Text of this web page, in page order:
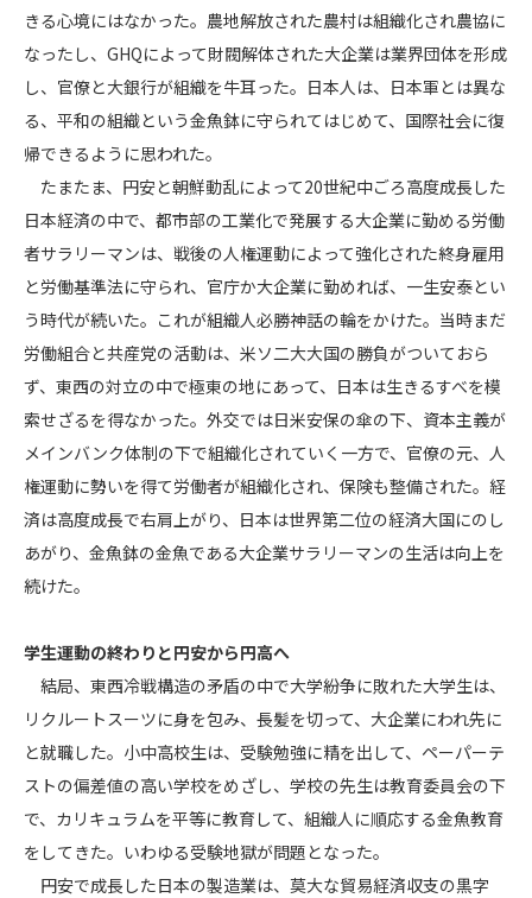
きる心境にはなかった。農地解放された農村は組織化され農協に
なったし、GHQによって財閥解体された大企業は業界団体を形成
し、官僚と大銀行が組織を牛耳った。日本人は、日本軍とは異な
る、平和の組織という金魚鉢に守られてはじめて、国際社会に復
帰できるように思われた。
たまたま、円安と朝鮮動乱によって20世紀中ごろ高度成長した
日本経済の中で、都市部の工業化で発展する大企業に勤める労働
者サラリーマンは、戦後の人権運動によって強化された終身雇用
と労働基準法に守られ、官庁か大企業に勤めれば、一生安泰とい
う時代が続いた。これが組織人必勝神話の輪をかけた。当時まだ
労働組合と共産党の活動は、米ソ二大大国の勝負がついておら
ず、東西の対立の中で極東の地にあって、日本は生きるすべを模
索せざるを得なかった。外交では日米安保の傘の下、資本主義が
メインバンク体制の下で組織化されていく一方で、官僚の元、人
権運動に勢いを得て労働者が組織化され、保険も整備された。経
済は高度成長で右肩上がり、日本は世界第二位の経済大国にのし
あがり、金魚鉢の金魚である大企業サラリーマンの生活は向上を
続けた。
学生運動の終わりと円安から円高へ
結局、東西冷戦構造の矛盾の中で大学紛争に敗れた大学生は、
リクルートスーツに身を包み、長髪を切って、大企業にわれ先に
と就職した。小中高校生は、受験勉強に精を出して、ペーパーテ
ストの偏差値の高い学校をめざし、学校の先生は教育委員会の下
で、カリキュラムを平等に教育して、組織人に順応する金魚教育
をしてきた。いわゆる受験地獄が問題となった。
円安で成長した日本の製造業は、莫大な貿易経済収支の黒字